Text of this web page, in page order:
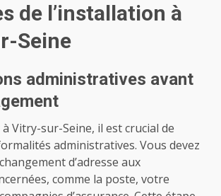
de l’installation à
Seine
administratives avant
Vitry-sur-Seine, il est crucial de
administratives. Vous devez
d’adresse aux
comme la poste, votre